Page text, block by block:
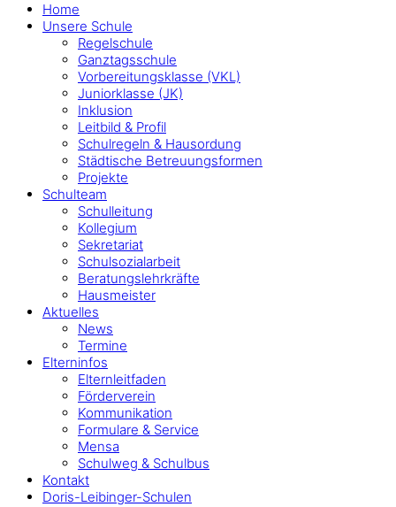
Home
Unsere Schule
Regelschule
Ganztagsschule
Vorbereitungsklasse (VKL)
Juniorklasse (JK)
Inklusion
Leitbild & Profil
Schulregeln & Hausordung
Städtische Betreuungsformen
Projekte
Schulteam
Schulleitung
Kollegium
Sekretariat
Schulsozialarbeit
Beratungslehrkräfte
Hausmeister
Aktuelles
News
Termine
Elterninfos
Elternleitfaden
Förderverein
Kommunikation
Formulare & Service
Mensa
Schulweg & Schulbus
Kontakt
Doris-Leibinger-Schulen